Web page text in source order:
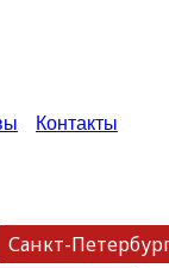
Контакты
Санкт-